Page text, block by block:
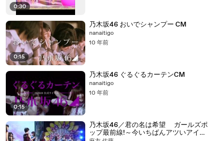
0:30
0:15
乃木坂46 おいでシャンプー CM
nanaitigo
10 年前
0:15
乃木坂46 ぐるぐるカーテンCM
nanaitigo
10 年前
乃木坂46／君の名は希望 ガールズポ
ップ最前線!～今いちばんアツいアイド